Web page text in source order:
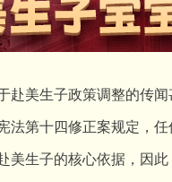
美生子政策调整的传闻
法第十四修正案规定，
美生子的核心依据，因